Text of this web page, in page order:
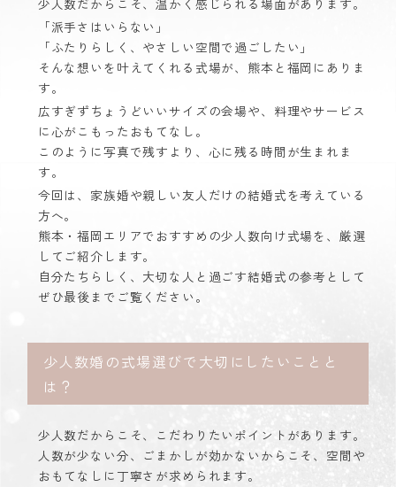
少人数だからこそ、温かく感じられる場面があります。
「派手さはいらない」
「ふたりらしく、やさしい空間で過ごしたい」
そんな想いを叶えてくれる式場が、熊本と福岡にありま
す。
広すぎずちょうどいいサイズの会場や、料理やサービス
に心がこもったおもてなし。
このように写真で残すより、心に残る時間が生まれま
す。
今回は、家族婚や親しい友人だけの結婚式を考えている
方へ。
熊本・福岡エリアでおすすめの少人数向け式場を、厳選
してご紹介します。
自分たちらしく、大切な人と過ごす結婚式の参考として
ぜひ最後までご覧ください。
少人数婚の式場選びで大切にしたいことと
は？
少人数だからこそ、こだわりたいポイントがあります。
人数が少ない分、ごまかしが効かないからこそ、空間や
おもてなしに丁寧さが求められます。